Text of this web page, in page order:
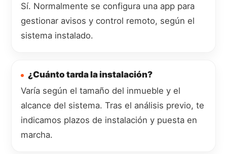
Sí. Normalmente se configura una app para
gestionar avisos y control remoto, según el
sistema instalado.
¿Cuánto tarda la instalación?
Varía según el tamaño del inmueble y el
alcance del sistema. Tras el análisis previo, te
indicamos plazos de instalación y puesta en
marcha.